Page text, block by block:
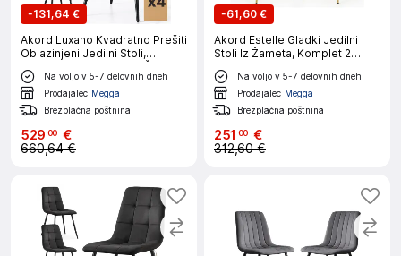
-131,64 €
Akord Luxano Kvadratno Prešiti
Oblazinjeni Jedilni Stoli,
Komplet 4 Stolov, Bež, Črne
NogeNa voljo v 5-7 delovnih dneh
Prodajalec Megga
Brezplačna poštnina
529 00 €
660,64 €
-61,60 €
Akord Estelle Gladki Jedilni
Stoli Iz Žameta, Komplet 2
Stolov, Siva, Noge Zlate Barve
Na voljo v 5-7 delovnih dneh
Prodajalec Megga
Brezplačna poštnina
251 00 €
312,60 €